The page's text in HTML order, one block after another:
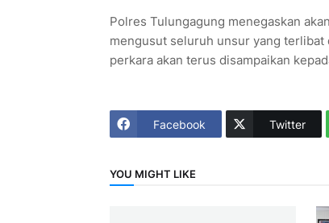
Polres Tulungagung menegaskan
mengusut seluruh unsur yang
perkara akan terus disampaikan
Facebook Twitter
YOU MIGHT LIKE